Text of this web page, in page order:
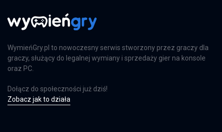
WymieńGry.pl to nowoczesny serwis stworzony przez graczy dla
graczy, służący do legalnej wymiany i sprzedaży gier na konsole
oraz PC.
Dołącz do społeczności już dziś!
Zobacz jak to działa